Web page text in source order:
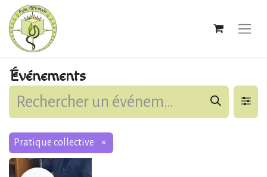
Événements
Pratique collective ×